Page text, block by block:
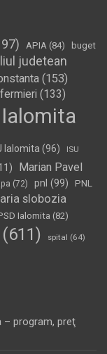
APIA (84)
buget
judetean
(153)
fermieri (133)
Ialomita
Ialomita (96) ISU
Marian Pavel
(72) pnl (99)
PNL
slobozia
Ialomita (82)
(611) spital (64)
– program, preţ